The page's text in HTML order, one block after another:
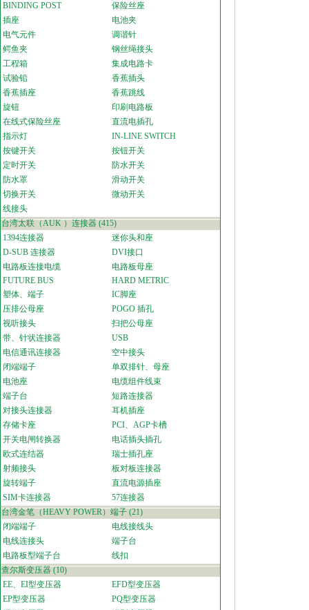
BINDING POST
保险丝座
插座
电池夹
电气元件
调谐针
鳄鱼夹
钢丝绳接头
工程箱
集成电路卡
试验铅
香蕉插头
香蕉插座
香蕉跳线
旋钮
印刷电路板
在线式保险丝座
直流电插孔
指示灯
IN-LINE SWITCH
按键开关
按钮开关
定时开关
防水开关
防水罩
滑动开关
切换开关
微动开关
线接头
台湾太联（AUK ）连接器 (415)
1394连接器
迷你头和座
D-SUB 连接器
DVI接口
电路板连接电缆
电路板母座
FUTURE BUS
HARD METRIC
塑体、端子
IC脚座
压排公母座
POGO 插孔
视听接头
扫把公母座
带、针状连接器
USB
电信通讯连接器
空中接头
闭端端子
单双排针、母座
电池座
电缆组件线束
端子台
短路连接器
对接头连接器
耳机插座
存储卡座
PCI、AGP卡槽
开关电闸转换器
电话插头插孔
欧式连结器
瑞士插孔座
射频接头
板对板连接器
旋转端子
直流电源插座
SIM卡连接器
57连接器
台湾金笔（HEAVY POWER）端子 (21)
闭端端子
电线接线头
电线连接头
端子台
电路板型端子台
线扣
查尔斯变压器 (10)
EE、EI型变压器
EFD型变压器
EP型变压器
PQ型变压器